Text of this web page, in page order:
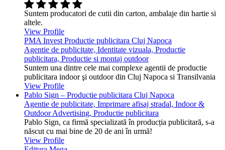
Suntem producatori de cutii din carton, ambalaje din hartie si
altele.
View Profile
PMA Invest Productie publicitara Cluj Napoca
Agentie de publicitate, Identitate vizuala, Productie
publicitara, Productie si montaj outdoor
Suntem una dintre cele mai complexe agentii de productie
publicitara indoor şi outdoor din Cluj Napoca si Transilvania
View Profile
Pablo Sign – Productie publicitara Cluj Napoca
Agentie de publicitate, Imprimare afisaj stradal, Indoor &
Outdoor Advertising, Productie publicitara
Pablo Sign, ca firmă specializată în producția publicitară, s-a
născut cu mai bine de 20 de ani în urmă!
View Profile